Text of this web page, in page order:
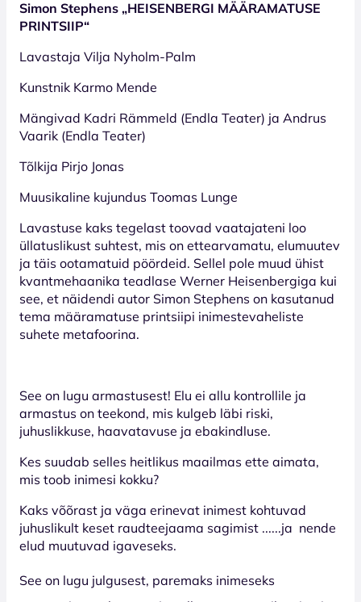
Simon Stephens „HEISENBERGI MÄÄRAMATUSE
PRINTSIIP“
Lavastaja Vilja Nyholm-Palm
Kunstnik Karmo Mende
Mängivad Kadri Rämmeld (Endla Teater) ja Andrus
Vaarik (Endla Teater)
Tõlkija Pirjo Jonas
Muusikaline kujundus Toomas Lunge
Lavastuse kaks tegelast toovad vaatajateni loo
üllatuslikust suhtest, mis on ettearvamatu, elumuutev
ja täis ootamatuid pöördeid. Sellel pole muud ühist
kvantmehaanika teadlase Werner Heisenbergiga kui
see, et näidendi autor Simon Stephens on kasutanud
tema määramatuse printsiipi inimestevaheliste
suhete metafoorina.
See on lugu armastusest! Elu ei allu kontrollile ja
armastus on teekond, mis kulgeb läbi riski,
juhuslikkuse, haavatavuse ja ebakindluse.
Kes suudab selles heitlikus maailmas ette aimata,
mis toob inimesi kokku?
Kaks võõrast ja väga erinevat inimest kohtuvad
juhuslikult keset raudteejaama sagimist ......ja nende
elud muutuvad igaveseks.
See on lugu julgusest, paremaks inimeseks